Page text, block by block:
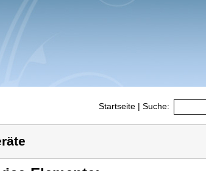
Startseite | Suche: